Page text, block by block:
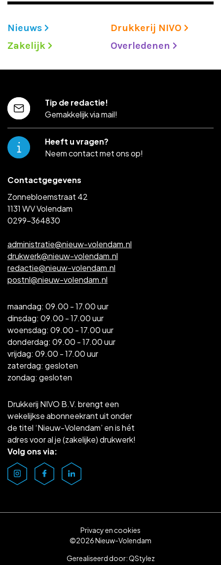
Nieuws
Drukkerij NIVO
Zakelijk
Overledenen
Drukkerij NIVO B.V. brengt een
wekelijkse abonneekrant uit onder
de titel ‘Nieuw-Volendam’ en is hét
adres voor al je (zakelijke) drukwerk!
Volg ons via:
Contactgegevens
Zonnebloemstraat 42
1131 WV Volendam
0299-364830
administratie@nieuw-volendam.nl
drukwerk@nieuw-volendam.nl
redactie@nieuw-volendam.nl
postnl@nieuw-volendam.nl
maandag: 09.00 - 17.00 uur
dinsdag: 09.00 - 17.00 uur
woensdag: 09.00 - 17.00 uur
donderdag: 09.00 - 17.00 uur
vrijdag: 09.00 - 17.00 uur
zaterdag: gesloten
zondag: gesloten
Tip de redactie!
Gemakkelijk via mail!
Heeft u vragen?
Neem contact met ons op!
Privacy en cookies
©2026 Nieuw-Volendam
Gerealiseerd door:QStylez